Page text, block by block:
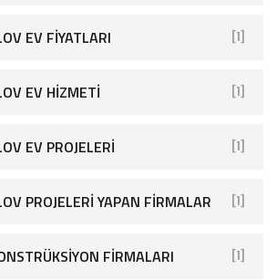
EV FIYATLARI [1]
EV HIZMETI [1]
EV PROJELERI [1]
PROJELERI YAPAN FIRMALAR [1]
FIRMALARI [1]